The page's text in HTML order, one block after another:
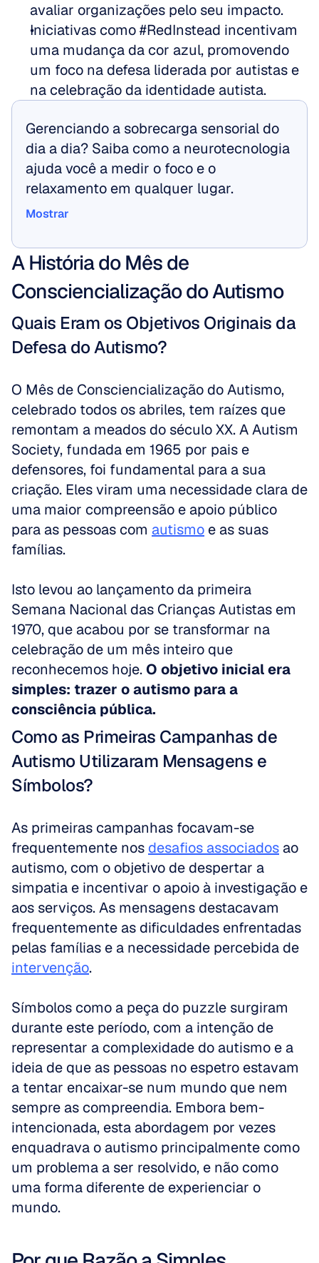
avaliar organizações pelo seu impacto.
Iniciativas como #RedInstead incentivam
uma mudança da cor azul, promovendo
um foco na defesa liderada por autistas e
na celebração da identidade autista.
Gerenciando a sobrecarga sensorial do
dia a dia? Saiba como a neurotecnologia
ajuda você a medir o foco e o
relaxamento em qualquer lugar.
Mostrar
A História do Mês de
Consciencialização do Autismo
Quais Eram os Objetivos Originais da
Defesa do Autismo?
O Mês de Consciencialização do Autismo,
celebrado todos os abriles, tem raízes que
remontam a meados do século XX. A Autism
Society, fundada em 1965 por pais e
defensores, foi fundamental para a sua
criação. Eles viram uma necessidade clara de
uma maior compreensão e apoio público
para as pessoas com autismo e as suas
famílias.
Isto levou ao lançamento da primeira
Semana Nacional das Crianças Autistas em
1970, que acabou por se transformar na
celebração de um mês inteiro que
reconhecemos hoje. O objetivo inicial era
simples: trazer o autismo para a
consciência pública.
Como as Primeiras Campanhas de
Autismo Utilizaram Mensagens e
Símbolos?
As primeiras campanhas focavam-se
frequentemente nos desafios associados ao
autismo, com o objetivo de despertar a
simpatia e incentivar o apoio à investigação e
aos serviços. As mensagens destacavam
frequentemente as dificuldades enfrentadas
intervenção.
Símbolos como a peça do puzzle surgiram
durante este período, com a intenção de
representar a complexidade do autismo e a
ideia de que as pessoas no espetro estavam
a tentar encaixar-se num mundo que nem
sempre as compreendia. Embora bem-
intencionada, esta abordagem por vezes
enquadrava o autismo principalmente como
um problema a ser resolvido, e não como
uma forma diferente de experienciar o
mundo.